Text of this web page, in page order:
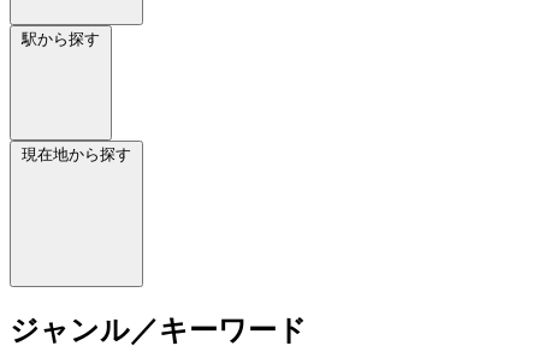
駅から探す
現在地から探す
ジャンル／キーワード